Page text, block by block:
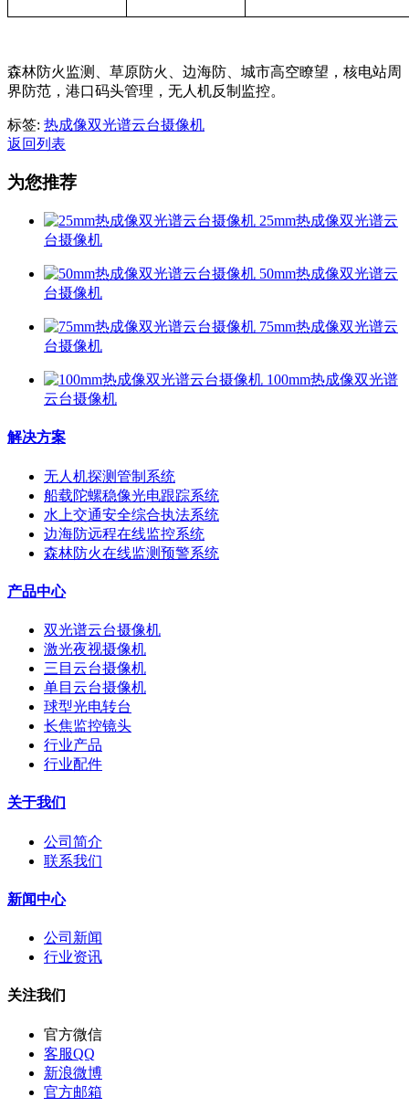
森林防火监测、草原防火、边海防、城市高空瞭望，核电站周
界防范，港口码头管理，无人机反制监控。
标签: 热成像双光谱云台摄像机
返回列表
为您推荐
25mm热成像双光谱云
台摄像机
50mm热成像双光谱云
台摄像机
75mm热成像双光谱云
台摄像机
100mm热成像双光谱
云台摄像机
解决方案
无人机探测管制系统
船载陀螺稳像光电跟踪系统
水上交通安全综合执法系统
边海防远程在线监控系统
森林防火在线监测预警系统
产品中心
双光谱云台摄像机
激光夜视摄像机
三目云台摄像机
单目云台摄像机
球型光电转台
长焦监控镜头
行业产品
行业配件
关于我们
公司简介
联系我们
新闻中心
公司新闻
行业资讯
关注我们
官方微信
客服QQ
新浪微博
官方邮箱